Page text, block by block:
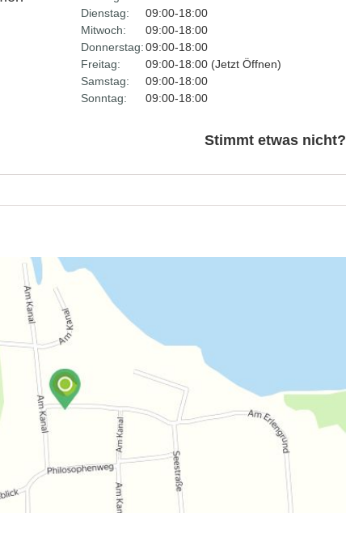
Dienstag:
09:00-18:00
Mitwoch:
09:00-18:00
Donnerstag:09:00-18:00
Freitag:
09:00-18:00 (Jetzt Öffnen)
Samstag:
09:00-18:00
Sonntag:
09:00-18:00
Stimmt etwas nicht?